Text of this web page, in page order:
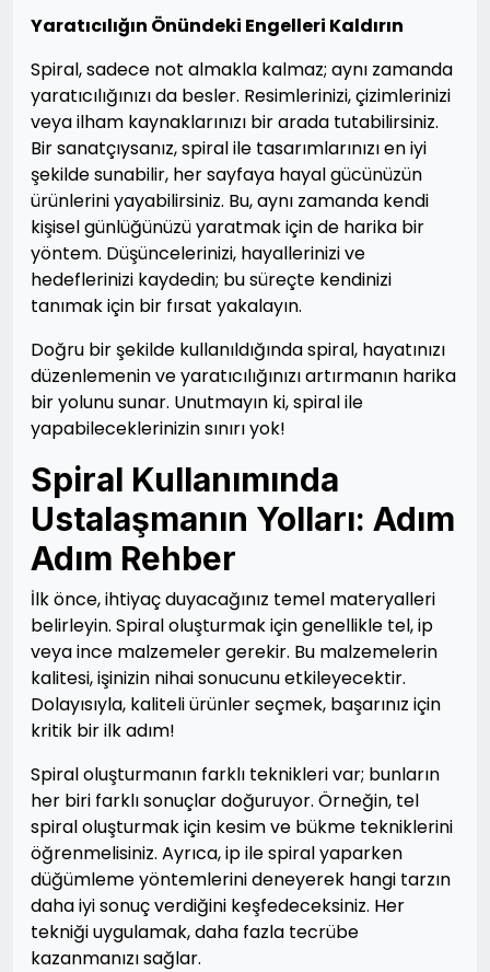
Yaratıcılığın Önündeki Engelleri Kaldırın
Spiral, sadece not almakla kalmaz; aynı zamanda
yaratıcılığınızı da besler. Resimlerinizi, çizimlerinizi
veya ilham kaynaklarınızı bir arada tutabilirsiniz.
Bir sanatçıysanız, spiral ile tasarımlarınızı en iyi
şekilde sunabilir, her sayfaya hayal gücünüzün
ürünlerini yayabilirsiniz. Bu, aynı zamanda kendi
kişisel günlüğünüzü yaratmak için de harika bir
yöntem. Düşüncelerinizi, hayallerinizi ve
hedeflerinizi kaydedin; bu süreçte kendinizi
tanımak için bir fırsat yakalayın.
Doğru bir şekilde kullanıldığında spiral, hayatınızı
düzenlemenin ve yaratıcılığınızı artırmanın harika
bir yolunu sunar. Unutmayın ki, spiral ile
yapabileceklerinizin sınırı yok!
Spiral Kullanımında
Ustalaşmanın Yolları: Adım
Adım Rehber
İlk önce, ihtiyaç duyacağınız temel materyalleri
belirleyin. Spiral oluşturmak için genellikle tel, ip
veya ince malzemeler gerekir. Bu malzemelerin
kalitesi, işinizin nihai sonucunu etkileyecektir.
Dolayısıyla, kaliteli ürünler seçmek, başarınız için
kritik bir ilk adım!
Spiral oluşturmanın farklı teknikleri var; bunların
her biri farklı sonuçlar doğuruyor. Örneğin, tel
spiral oluşturmak için kesim ve bükme tekniklerini
öğrenmelisiniz. Ayrıca, ip ile spiral yaparken
düğümleme yöntemlerini deneyerek hangi tarzın
daha iyi sonuç verdiğini keşfedeceksiniz. Her
tekniği uygulamak, daha fazla tecrübe
kazanmanızı sağlar.